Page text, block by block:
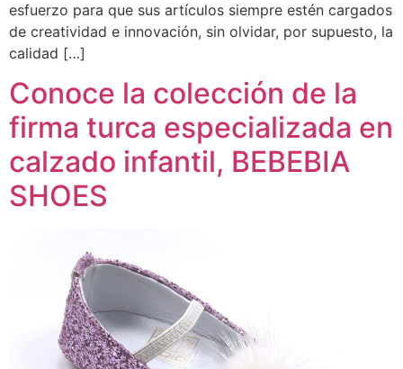
esfuerzo para que sus artículos siempre estén cargados
de creatividad e innovación, sin olvidar, por supuesto, la
calidad […]
Conoce la colección de la
firma turca especializada en
calzado infantil, BEBEBIA
SHOES